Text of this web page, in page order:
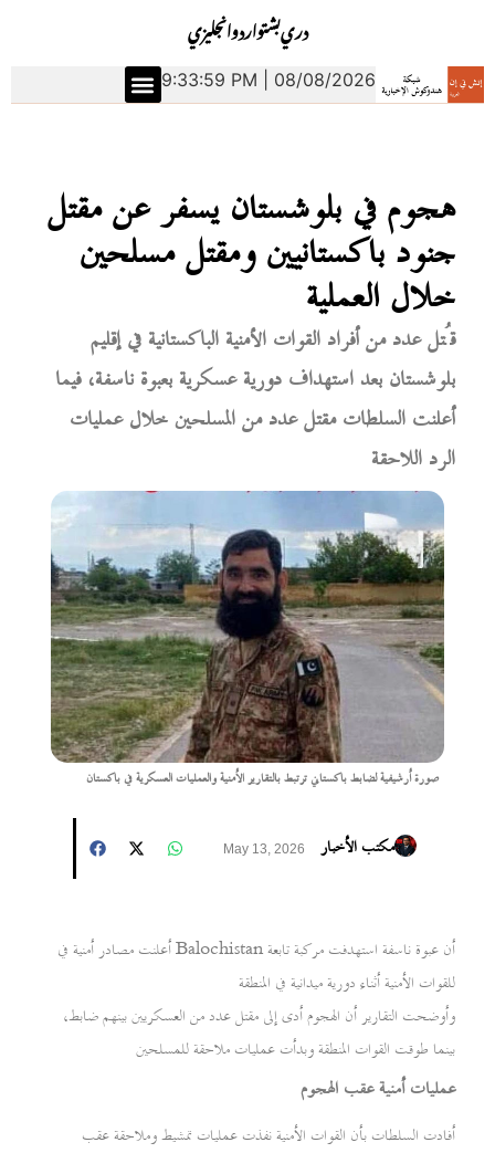
انجليزياردوبشتودري
9:34:00 PM | 08/08/2026
هجوم في بلوشستان يسفر عن مقتل
جنود باكستانيين ومقتل مسلحين
خلال العملية
قُتل عدد من أفراد القوات الأمنية الباكستانية في إقليم
بلوشستان بعد استهداف دورية عسكرية بعبوة ناسفة، فيما
أعلنت السلطات مقتل عدد من المسلحين خلال عمليات
الرد اللاحقة
صورة أرشيفية لضابط باكستاني ترتبط بالتقارير الأمنية والعمليات العسكرية في باكستان
مكتب الأخبار May 13, 2026
أعلنت مصادر أمنية في Balochistan أن عبوة ناسفة استهدفت مركبة تابعة
للقوات الأمنية أثناء دورية ميدانية في المنطقة
وأوضحت التقارير أن الهجوم أدى إلى مقتل عدد من العسكريين بينهم ضابط،
بينما طوقت القوات المنطقة وبدأت عمليات ملاحقة للمسلحين
عمليات أمنية عقب الهجوم
أفادت السلطات بأن القوات الأمنية نفذت عمليات تمشيط وملاحقة عقب